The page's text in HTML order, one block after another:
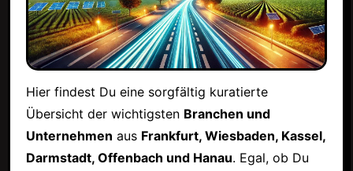
Hier findest Du eine sorgfältig kuratierte
Übersicht der wichtigsten Branchen und
Unternehmen aus Frankfurt, Wiesbaden, Kassel,
Darmstadt, Offenbach und Hanau. Egal, ob Du